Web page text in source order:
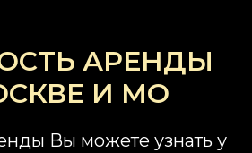
АРЕНДЫ
И МО
Вы можете узнать у